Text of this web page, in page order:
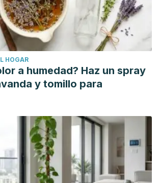
HOGAR
a humedad? Haz un spray
y tomillo para